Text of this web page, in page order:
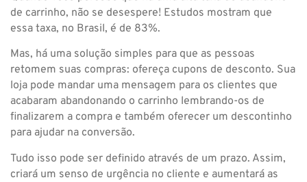
de carrinho, não se desespere! Estudos mostram que
essa taxa, no Brasil, é de 83%.
Mas, há uma solução simples para que as pessoas
retomem suas compras: ofereça cupons de desconto. Sua
loja pode mandar uma mensagem para os clientes que
acabaram abandonando o carrinho lembrando-os de
finalizarem a compra e também oferecer um descontinho
para ajudar na conversão.
Tudo isso pode ser definido através de um prazo. Assim,
criará um senso de urgência no cliente e aumentará as